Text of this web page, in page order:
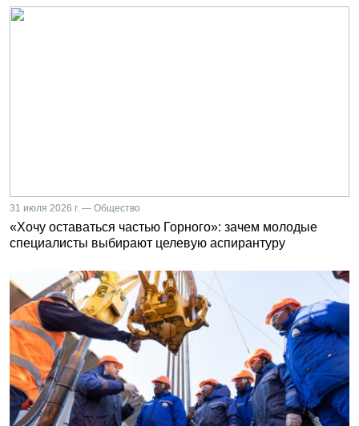
31 июля 2026 г. — Общество
«Хочу оставаться частью Горного»: зачем молодые
специалисты выбирают целевую аспирантуру